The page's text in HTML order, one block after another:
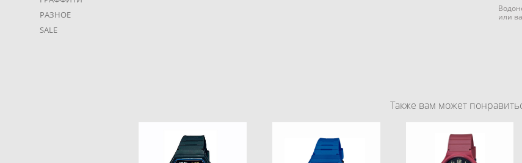
РАЗНОЕ
SALE
или
Также вам может